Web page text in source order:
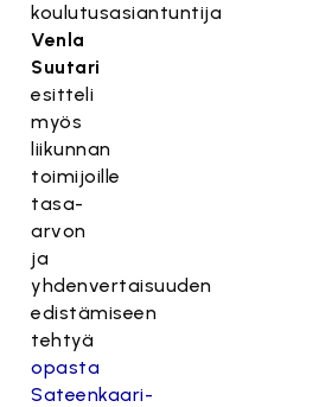
koulutusasiantuntija
Venla
Suutari
esitteli
myös
liikunnan
toimijoille
tasa-
arvon
ja
yhdenvertaisuuden
edistämiseen
tehtyä
opasta
Sateenkaari-